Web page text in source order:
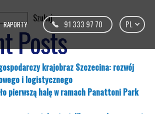
RAPORTY 91 333 97 70 PL
Szukaj
Posts
krajobraz Szczecina: rozwój
i logistycznego
pierwszą halę w ramach Panattoni Park